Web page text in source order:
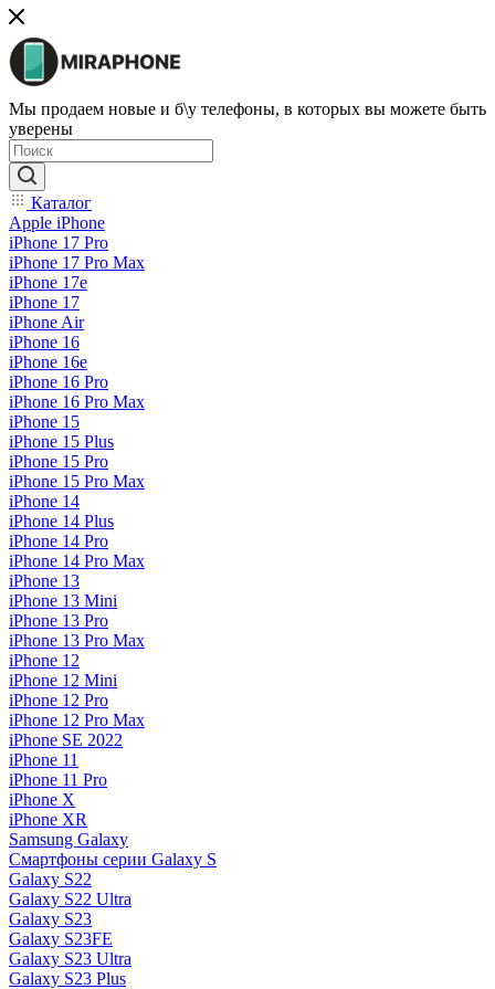
Мы продаем новые и б\у телефоны, в которых вы можете быть
уверены
Каталог
Apple iPhone
iPhone 17 Pro
iPhone 17 Pro Max
iPhone 17e
iPhone 17
iPhone Air
iPhone 16
iPhone 16e
iPhone 16 Pro
iPhone 16 Pro Max
iPhone 15
iPhone 15 Plus
iPhone 15 Pro
iPhone 15 Pro Max
iPhone 14
iPhone 14 Plus
iPhone 14 Pro
iPhone 14 Pro Max
iPhone 13
iPhone 13 Mini
iPhone 13 Pro
iPhone 13 Pro Max
iPhone 12
iPhone 12 Mini
iPhone 12 Pro
iPhone 12 Pro Max
iPhone SE 2022
iPhone 11
iPhone 11 Pro
iPhone X
iPhone XR
Samsung Galaxy
Смартфоны серии Galaxy S
Galaxy S22
Galaxy S22 Ultra
Galaxy S23
Galaxy S23FE
Galaxy S23 Ultra
Galaxy S23 Plus